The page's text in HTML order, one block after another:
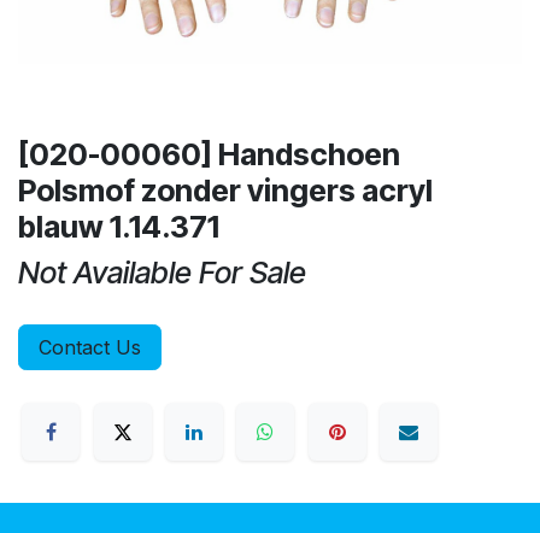
[020-00060] Handschoen
Polsmof zonder vingers acryl
blauw 1.14.371
Not Available For Sale
Contact Us